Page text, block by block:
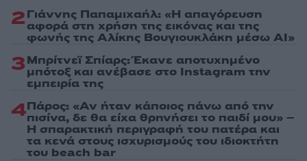
2Γιάννης Παπαμιχαήλ: «Η απαγόρευση
αφορά στη χρήση της εικόνας και της
φωνής της Αλίκης Βουγιουκλάκη μέσω AI»
3Μπρίτνεϊ Σπίαρς: Έκανε αποτυχημένο
μπότοξ και ανέβασε στο Instagram την
εμπειρία της
4Πάρος: «Αν ήταν κάποιος πάνω από την
πισίνα, δε θα είχα θρηνήσει το παιδί μου» –
Η σπαρακτική περιγραφή του πατέρα και
τα κενά στους ισχυρισμούς του ιδιοκτήτη
του beach bar